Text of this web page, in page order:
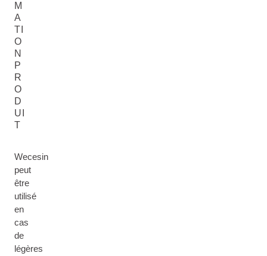
M
A
TI
O
N
P
R
O
D
UI
T
Wecesin
peut
être
utilisé
en
cas
de
légères